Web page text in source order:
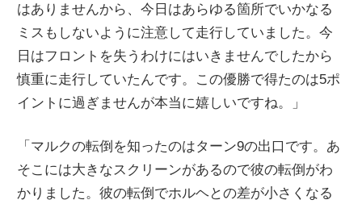
はありませんから、今日はあらゆる箇所でいかなる
ミスもしないように注意して走行していました。今
日はフロントを失うわけにはいきませんでしたから
慎重に走行していたんです。この優勝で得たのは5ポ
イントに過ぎませんが本当に嬉しいですね。」
「マルクの転倒を知ったのはターン9の出口です。あ
そこには大きなスクリーンがあるので彼の転倒がわ
かりました。彼の転倒でホルヘとの差が小さくなる